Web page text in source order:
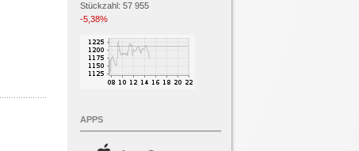
Stückzahl: 57 955
-5,38%
APPS